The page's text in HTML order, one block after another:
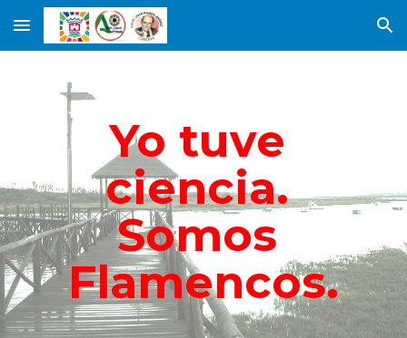
Skip to main content Skip to navigation
Yo tuve
ciencia.
Somos
Flamencos.